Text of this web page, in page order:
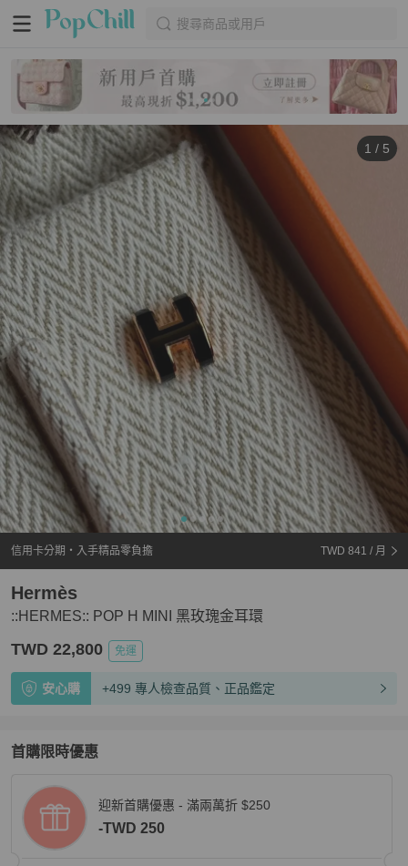
搜尋商品或用戶
1 / 5
信用卡分期・入手精品零負擔 TWD 841 / 月
::HERMES:: POP H MINI 黑玫瑰金耳環
Hermès
TWD 22,800 免運
安心購 +499 專人檢查品質、正品鑑定
首購限時優惠
迎新首購優惠 - 滿兩萬折 $250
-TWD 250